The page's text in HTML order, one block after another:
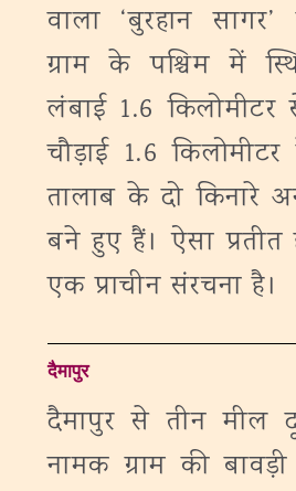
वाला ‘बुरहान
ग्राम के पश्चिम में
लंबाई 1.6
चौड़ाई 1.6
तालाब के दो किनारे
बने हुए हैं। ऐसा प्रतीत
एक प्राचीन संरचना है।
दैमापुर
दैमापुर से तीन मील
नामक ग्राम की